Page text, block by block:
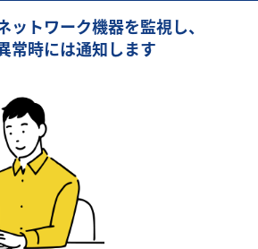
ットワーク機器を監視し、
常時には通知します